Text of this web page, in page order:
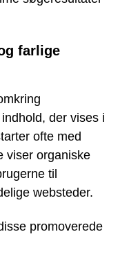
farlige
der vises i
ofte med
viser organiske
til
websteder.
promoverede